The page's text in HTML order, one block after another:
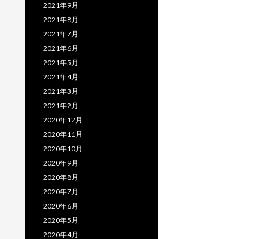
2021年9月
2021年8月
2021年7月
2021年6月
2021年5月
2021年4月
2021年3月
2021年2月
2020年12月
2020年11月
2020年10月
2020年9月
2020年8月
2020年7月
2020年6月
2020年5月
2020年4月